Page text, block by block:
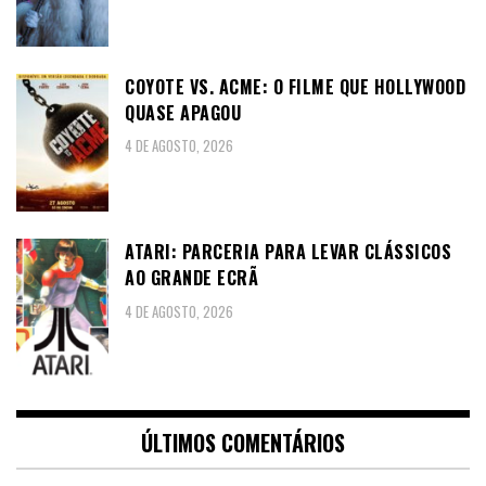
COYOTE VS. ACME: O FILME QUE HOLLYWOOD
QUASE APAGOU
4 DE AGOSTO, 2026
ATARI: PARCERIA PARA LEVAR CLÁSSICOS
AO GRANDE ECRÃ
4 DE AGOSTO, 2026
ÚLTIMOS COMENTÁRIOS